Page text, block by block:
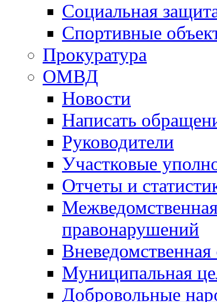
Социальная
Спортивные
Прокуратура
ОМВД
Новости
Написать
Руководители
Участковые
Отчеты и
правонарушений
Вневедомственная
Муниципальная
Добровольные